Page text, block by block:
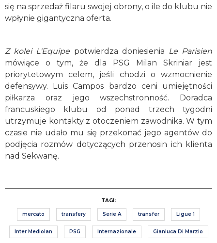
się na sprzedaż filaru swojej obrony, o ile do klubu nie
wpłynie gigantyczna oferta.
Z kolei L'Equipe potwierdza doniesienia Le Parisien
mówiące o tym, że dla PSG Milan Skriniar jest
priorytetowym celem, jeśli chodzi o wzmocnienie
defensywy. Luis Campos bardzo ceni umiejętności
piłkarza oraz jego wszechstronność. Doradca
francuskiego klubu od ponad trzech tygodni
utrzymuje kontakty z otoczeniem zawodnika. W tym
czasie nie udało mu się przekonać jego agentów do
podjęcia rozmów dotyczących przenosin ich klienta
nad Sekwanę.
TAGI:
mercato transfery Serie A transfer Ligue 1
Inter Mediolan PSG Internazionale Gianluca Di Marzio